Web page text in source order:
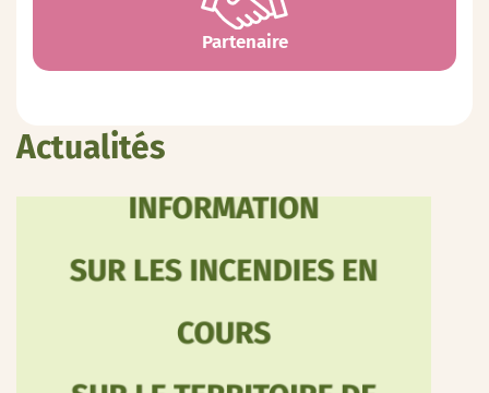
Partenaire
Actualités